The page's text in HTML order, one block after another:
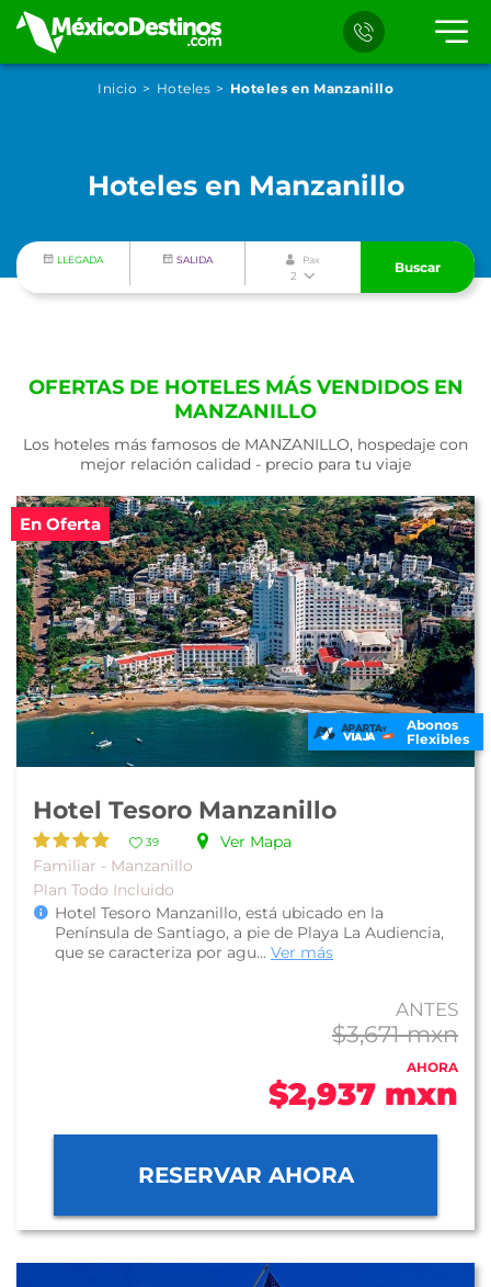
Inicio Hoteles Hoteles en Manzanillo
Hoteles en Manzanillo
LLEGADA SALIDA Pax
2
Buscar
OFERTAS DE HOTELES MÁS VENDIDOS EN
MANZANILLO
Los hoteles más famosos de MANZANILLO, hospedaje con
mejor relación calidad - precio para tu viaje
En Oferta
Abonos
Flexibles
Hotel Tesoro Manzanillo
39
Ver Mapa
Familiar - Manzanillo
Plan Todo Incluido
Hotel Tesoro Manzanillo, está ubicado en la
Península de Santiago, a pie de Playa La Audiencia,
que se caracteriza por agu... Ver más
ANTES
$3,671 mxn
AHORA
$2,937 mxn
RESERVAR AHORA